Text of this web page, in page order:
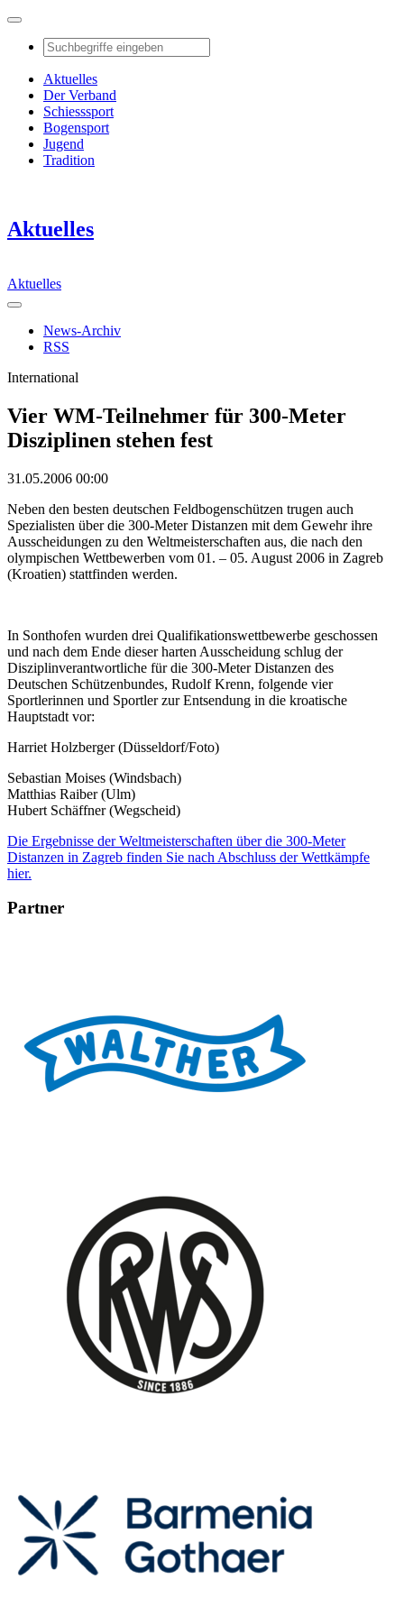
Aktuelles
Der Verband
Schiesssport
Bogensport
Jugend
Tradition
Aktuelles
Aktuelles
News-Archiv
RSS
International
Vier WM-Teilnehmer für 300-Meter
Disziplinen stehen fest
31.05.2006 00:00
Neben den besten deutschen Feldbogenschützen trugen auch
Spezialisten über die 300-Meter Distanzen mit dem Gewehr ihre
Ausscheidungen zu den Weltmeisterschaften aus, die nach den
olympischen Wettbewerben vom 01. – 05. August 2006 in Zagreb
(Kroatien) stattfinden werden.
In Sonthofen wurden drei Qualifikationswettbewerbe geschossen
und nach dem Ende dieser harten Ausscheidung schlug der
Disziplinverantwortliche für die 300-Meter Distanzen des
Deutschen Schützenbundes, Rudolf Krenn, folgende vier
Sportlerinnen und Sportler zur Entsendung in die kroatische
Hauptstadt vor:
Harriet Holzberger (Düsseldorf/Foto)
Sebastian Moises (Windsbach)
Matthias Raiber (Ulm)
Hubert Schäffner (Wegscheid)
Die Ergebnisse der Weltmeisterschaften über die 300-Meter
Distanzen in Zagreb finden Sie nach Abschluss der Wettkämpfe
hier.
Partner